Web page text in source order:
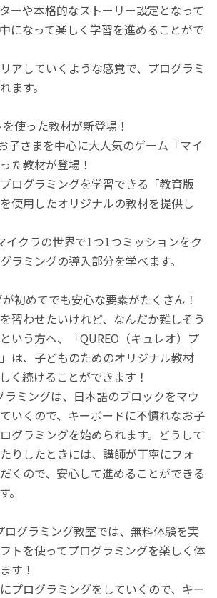
ーや本格的なストーリー設定となって
になって楽しく学習を進めることがで
アしていくような感覚で、プログラミ
ます。
使った教材が新登場！
子さまを中心に大人気のゲーム「マイ
た教材が登場！
ログラミングを学習できる「教育版
使用したオリジナルの教材を提供し
イクラの世界で1つ1つミッションをク
ラミングの導入部分を学べます。
初めてでも安心な要素がたくさん！
習わせたいけれど、なんだか難しそう
いう方へ、「QUREO（キュレオ）プ
は、子どものためのオリジナル教材
く続けることができます！
ラミングは、日本語のブロックをマウ
いくので、キーボードに不慣れなお子
グラミングを始められます。どうして
りしたときには、講師が丁寧にフォ
くので、安心して進めることができる
。
ログラミング教室では、無料体験を実
トを使ってプログラミングを楽しく体
す！
プログラミングをしていくので、キー